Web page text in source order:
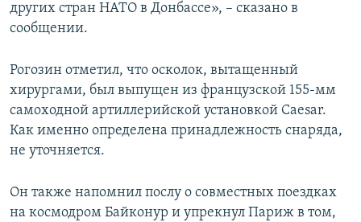
других стран НАТО в Донбассе», – сказано в
сообщении.
Рогозин отметил, что осколок, вытащенный
хирургами, был выпущен из французской 155-мм
самоходной артиллерийской установкой Caesar.
Как именно определена принадлежность снаряда,
не уточняется.
Он также напомнил послу о совместных поездках
на космодром Байконур и упрекнул Париж в том,